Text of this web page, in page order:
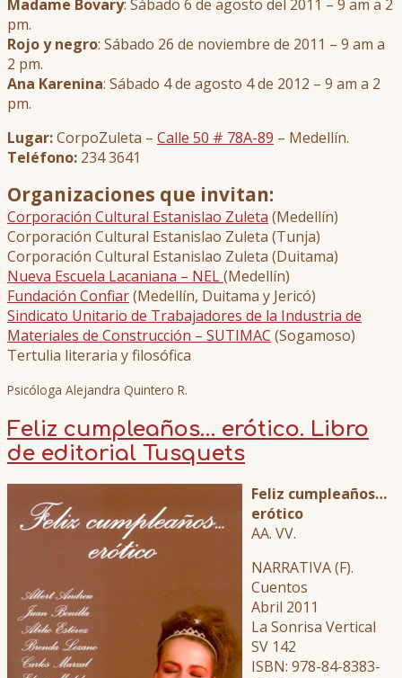
Madame Bovary: Sábado 6 de agosto del 2011 – 9 am a 2
pm.
Rojo y negro: Sábado 26 de noviembre de 2011 – 9 am a
2 pm.
Ana Karenina: Sábado 4 de agosto 4 de 2012 – 9 am a 2
pm.
Lugar:CorpoZuleta – Calle 50 # 78A-89 – Medellín.
Teléfono: 234 3641
Organizaciones que invitan:
Corporación Cultural Estanislao Zuleta (Medellín)
Corporación Cultural Estanislao Zuleta (Tunja)
Corporación Cultural Estanislao Zuleta (Duitama)
Nueva Escuela Lacaniana – NEL(Medellín)
Fundación Confiar(Medellín, Duitama y Jericó)
Sindicato Unitario de Trabajadores de la Industria de
Materiales de Construcción – SUTIMAC (Sogamoso)
Tertulia literaria y filosófica
Psicóloga Alejandra Quintero R.
Feliz cumpleaños… erótico. Libro
de editorial Tusquets
Feliz cumpleaños…
erótico
AA. VV.
NARRATIVA (F).
Cuentos
Abril 2011
La Sonrisa Vertical
SV 142
ISBN: 978-84-8383-